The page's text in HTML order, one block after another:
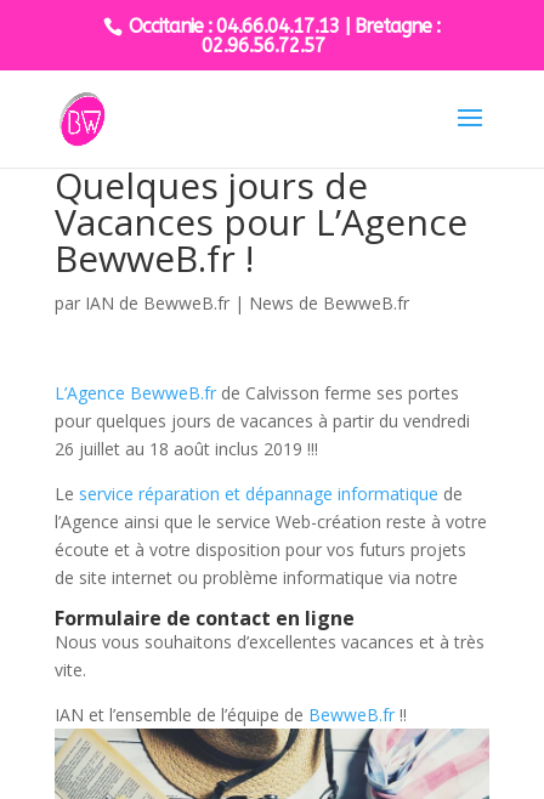
Occitanie : 04.66.04.17.13 | Bretagne :
02.96.56.72.57
Quelques jours de
Vacances pour L’Agence
BewweB.fr !
par IAN de BewweB.fr| News de BewweB.fr
L’Agence BewweB.frde Calvisson ferme ses portes
pour quelques jours de vacances à partir du vendredi
26 juillet au 18 août inclus 2019 !!!
Le service réparation et dépannage informatique de
l’Agence ainsi que le service Web-création reste à votre
écoute et à votre disposition pour vos futurs projets
de site internet ou problème informatique via notre
Formulaire de contact en ligne
Nous vous souhaitons d’excellentes vacances et à très
vite.
IAN et l’ensemble de l’équipe de BewweB.fr!!